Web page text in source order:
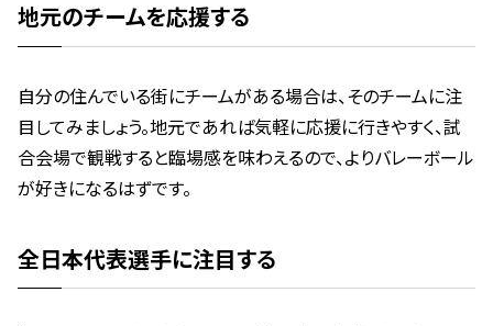
地元のチームを応援する
自分の住んでいる街にチームがある場合は、そのチームに注
目してみましょう。地元であれば気軽に応援に行きやすく、試
合会場で観戦すると臨場感を味わえるので、よりバレーボール
が好きになるはずです。
全日本代表選手に注目する